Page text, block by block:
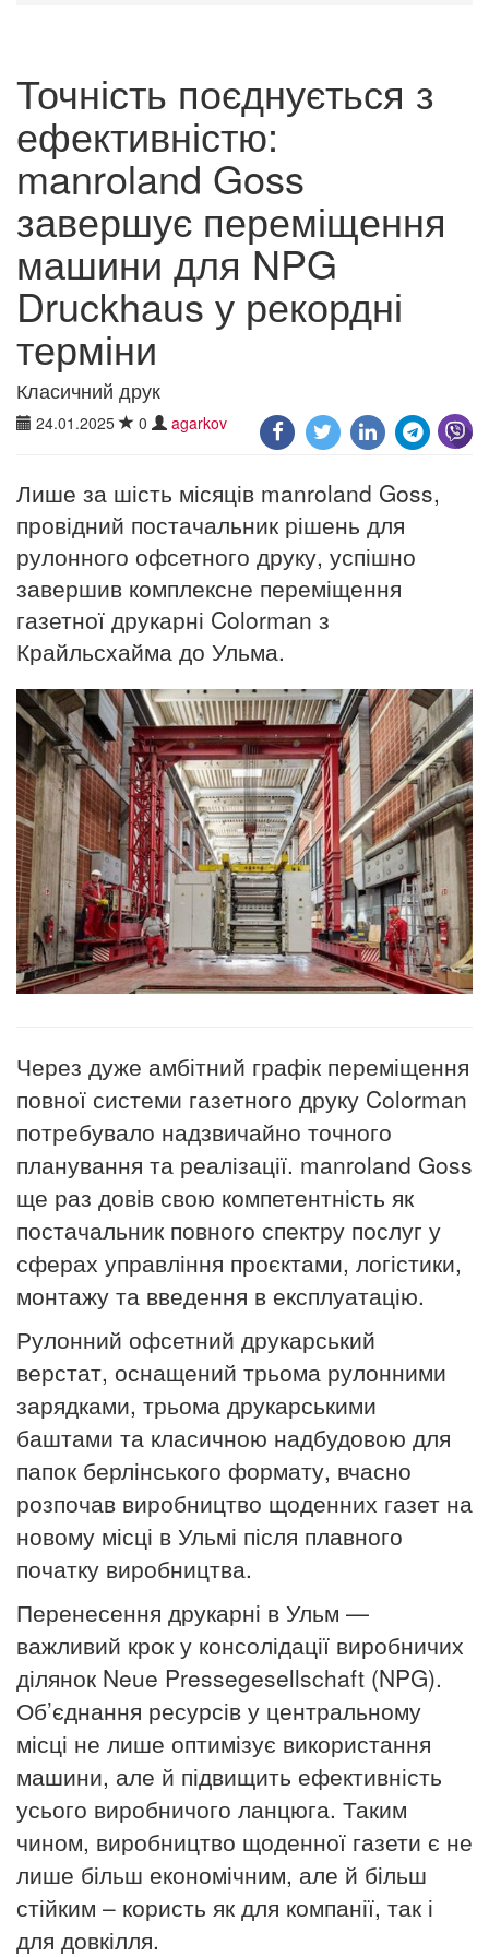
Точність поєднується з
ефективністю:
manroland Goss
завершує переміщення
машини для NPG
Druckhaus у рекордні
терміни
Класичний друк
24.01.2025 0 agarkov
Лише за шість місяців manroland Goss,
провідний постачальник рішень для
рулонного офсетного друку, успішно
завершив комплексне переміщення
газетної друкарні Colorman з
Крайльсхайма до Ульма.
Через дуже амбітний графік переміщення
повної системи газетного друку Colorman
потребувало надзвичайно точного
планування та реалізації. manroland Goss
ще раз довів свою компетентність як
постачальник повного спектру послуг у
сферах управління проєктами, логістики,
монтажу та введення в експлуатацію.
Рулонний офсетний друкарський
верстат, оснащений трьома рулонними
зарядками, трьома друкарськими
баштами та класичною надбудовою для
папок берлінського формату, вчасно
розпочав виробництво щоденних газет на
новому місці в Ульмі після плавного
початку виробництва.
Перенесення друкарні в Ульм —
важливий крок у консолідації виробничих
ділянок Neue Pressegesellschaft (NPG).
Об’єднання ресурсів у центральному
місці не лише оптимізує використання
машини, але й підвищить ефективність
усього виробничого ланцюга. Таким
чином, виробництво щоденної газети є не
лише більш економічним, але й більш
стійким – користь як для компанії, так і
для довкілля.